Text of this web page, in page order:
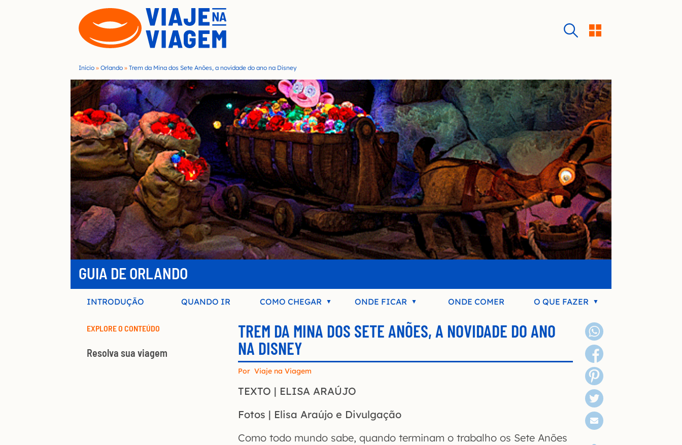
Início » Orlando » Trem da Mina dos Sete Anões, a novidade do ano na Disney
GUIA DE ORLANDO
INTRODUÇÃO QUANDO IR COMO CHEGAR ONDE FICAR ONDE COMER O QUE FAZER
EXPLORE O CONTEÚDO
Resolva sua viagem
TREM DA MINA DOS SETE ANÕES, A NOVIDADE DO ANO
NA DISNEY
Por Viaje na Viagem
TEXTO | ELISA ARAÚJO
Fotos | Elisa Araújo e Divulgação
Como todo mundo sabe, quando terminam o trabalho os Sete Anões